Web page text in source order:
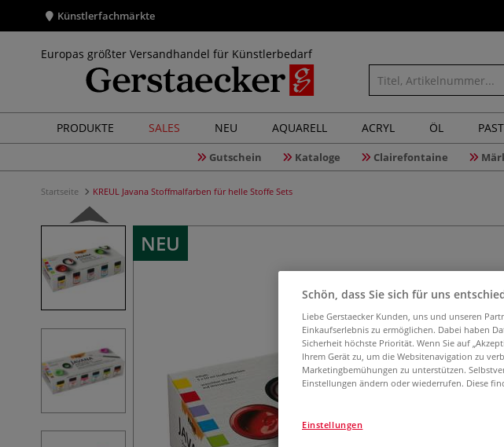
Künstlerfachmärkte
Europas größter Versandhandel für Künstlerbedarf
PRODUKTE SALES NEU AQUARELL ACRYL ÖL
Gutschein Kataloge Clairefontaine
Startseite KREUL Javana Stoffmalfarben für helle Stoffe Sets
NEU
Schön, dass Sie sich für uns
Liebe Gerstaecker Kunden, uns und unseren
Einkaufserlebnis zu ermöglichen. Dabei haben
Sicherheit höchste Priorität. Wenn Sie auf
Ihrem Gerät zu, um die Websitenavigation zu
Marketingbemühungen zu unterstützen.
Einstellungen ändern oder wiederrufen. Diese
Einstellungen